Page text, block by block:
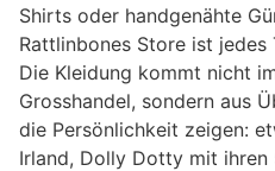
Shirts oder handgenähte
Rattlinbones Store ist
Die Kleidung kommt nicht
Grosshandel, sondern aus
die Persönlichkeit zeigen:
Irland, Dolly Dotty mit ihren